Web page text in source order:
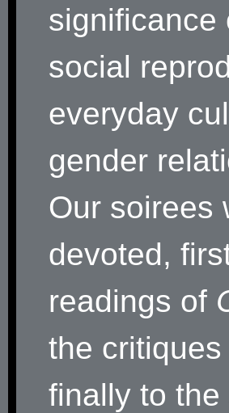
significance
social
everyday
gender
Our soirees
devoted,
readings of
the
finally to